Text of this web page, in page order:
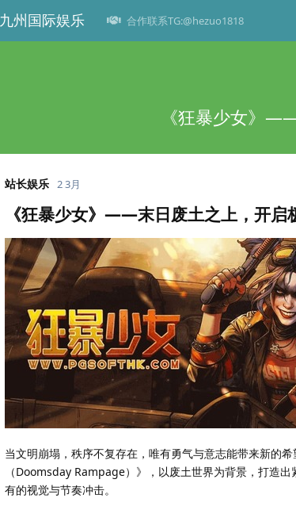
州国际娱乐 合作联系TG:@hezuo1818
《狂暴少女》
站长娱乐 2 3月
《狂暴少女》——末日废土之上，开启
当文明崩塌，秩序不复存在，唯有勇气与意志能带来新的
（Doomsday Rampage）》，以废土世界为背景，打造
有的视觉与节奏冲击。